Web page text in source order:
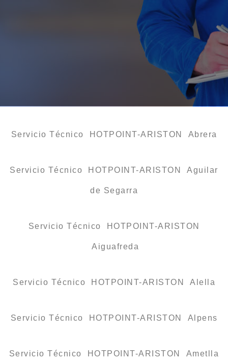
Servicio Técnico HOTPOINT-ARISTON Abrera
Servicio Técnico HOTPOINT-ARISTON Aguilar
de Segarra
Servicio Técnico HOTPOINT-ARISTON
Aiguafreda
Servicio Técnico HOTPOINT-ARISTON Alella
Servicio Técnico HOTPOINT-ARISTON Alpens
Servicio Técnico HOTPOINT-ARISTON Ametlla